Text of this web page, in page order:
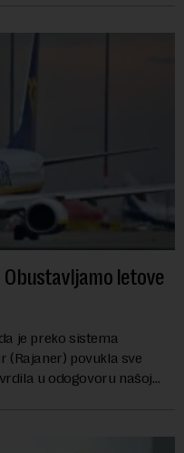
Obustavljamo letove
je preko sistema
(Rajaner) povukla sve
u odogovoru našoj